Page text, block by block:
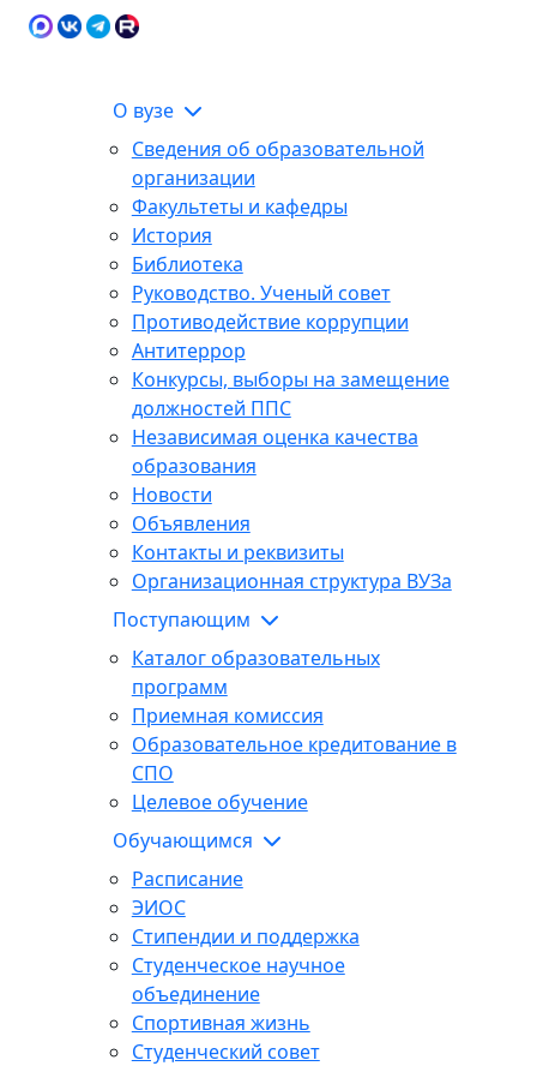
О вузе
Сведения об образовательной
организации
Факультеты и кафедры
История
Библиотека
Руководство. Ученый совет
Противодействие коррупции
Антитеррор
Конкурсы, выборы на замещение
должностей ППС
Независимая оценка качества
образования
Новости
Объявления
Контакты и реквизиты
Организационная структура ВУЗа
Поступающим
Каталог образовательных
программ
Приемная комиссия
Образовательное кредитование в
СПО
Целевое обучение
Обучающимся
Расписание
ЭИОС
Стипендии и поддержка
Студенческое научное
объединение
Спортивная жизнь
Студенческий совет